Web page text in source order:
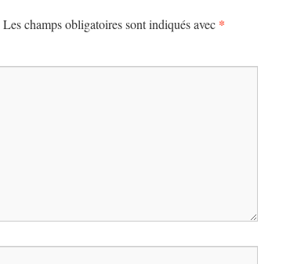
Les champs obligatoires sont indiqués avec *